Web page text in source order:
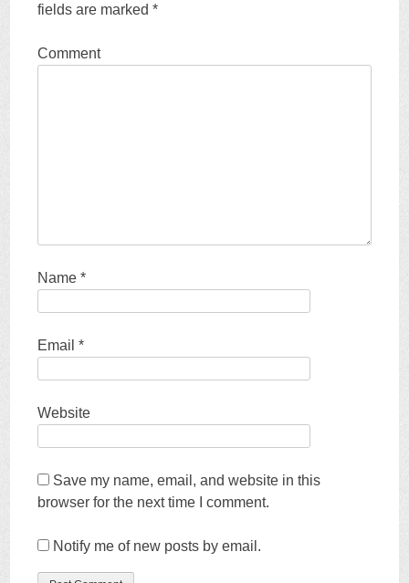
fields are marked *
Comment
Name *
Email *
Website
Save my name,email ,and website in this
browser for the next time I comment.
Notify me of new posts by email .